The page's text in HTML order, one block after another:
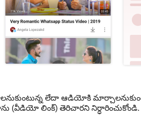
లేదా ఆడియోకి
(వీడియో లింక్) తెరిచారని నిర్ధారించుకోండి.